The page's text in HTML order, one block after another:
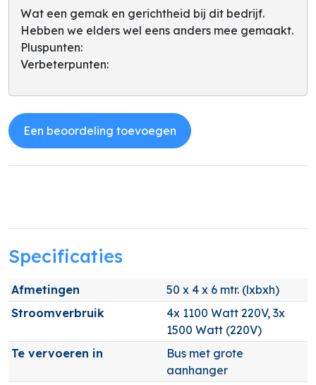
Wat een gemak en gerichtheid bij dit bedrijf.
Hebben we elders wel eens anders mee gemaakt.
Pluspunten:
Verbeterpunten:
Een beoordeling toevoegen
Specificaties
Afmetingen
50 x 4 x 6 mtr. (lxbxh)
Stroomverbruik
4x 1100 Watt 220V, 3x
1500 Watt (220V)
Te vervoeren in
Bus met grote
aanhanger